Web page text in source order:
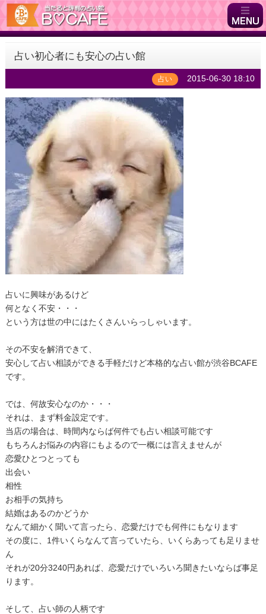
占い初心者にも安心の占い館
占い 2015-06-30 18:10
占いに興味があるけど
何となく不安・・・
という方は世の中にはたくさんいらっしゃいます。
その不安を解消できて、
安心して占い相談ができる手軽だけど本格的な占い館が渋谷BCAFE
です。
では、何故安心なのか・・・
それは、まず料金設定です。
当店の場合は、時間内ならば何件でも占い相談可能です
もちろんお悩みの内容にもよるので一概には言えませんが
恋愛ひとつとっても
出会い
相性
お相手の気持ち
結婚はあるのかどうか
なんて細かく聞いて言ったら、恋愛だけでも何件にもなります
その度に、1件いくらなんて言っていたら、いくらあっても足りませ
ん
それが20分3240円あれば、恋愛だけでいろいろ聞きたいならば事足
ります。
そして、占い師の人柄です